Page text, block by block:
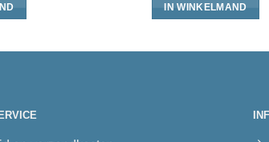
IN WINKELMAND